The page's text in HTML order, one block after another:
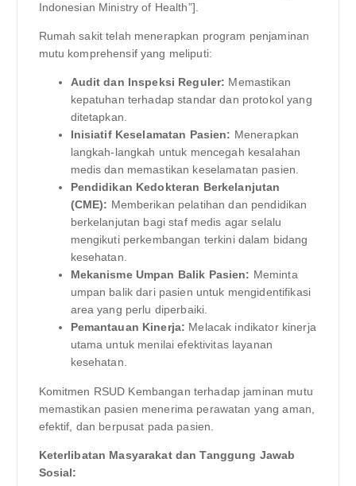
Indonesian Ministry of Health”].
Rumah sakit telah menerapkan program penjaminan
mutu komprehensif yang meliputi:
Audit dan Inspeksi Reguler: Memastikan
kepatuhan terhadap standar dan protokol yang
ditetapkan.
Inisiatif Keselamatan Pasien: Menerapkan
langkah-langkah untuk mencegah kesalahan
medis dan memastikan keselamatan pasien.
Pendidikan Kedokteran Berkelanjutan
(CME): Memberikan pelatihan dan pendidikan
berkelanjutan bagi staf medis agar selalu
mengikuti perkembangan terkini dalam bidang
kesehatan.
Mekanisme Umpan Balik Pasien: Meminta
umpan balik dari pasien untuk mengidentifikasi
area yang perlu diperbaiki.
Pemantauan Kinerja: Melacak indikator kinerja
utama untuk menilai efektivitas layanan
kesehatan.
Komitmen RSUD Kembangan terhadap jaminan mutu
memastikan pasien menerima perawatan yang aman,
efektif, dan berpusat pada pasien.
Keterlibatan Masyarakat dan Tanggung Jawab
Sosial: